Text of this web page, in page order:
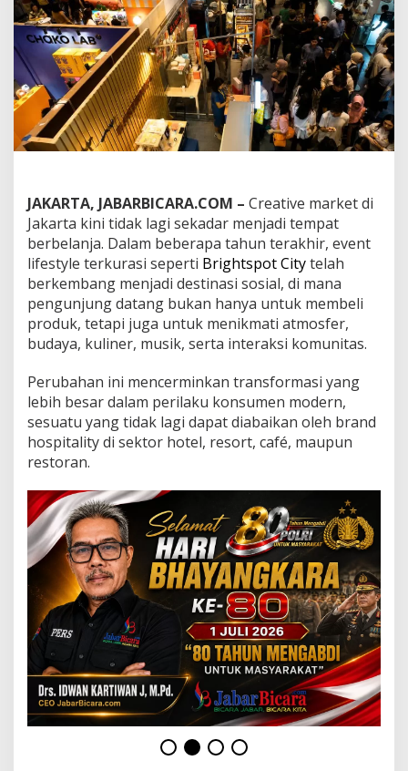
e
l
a
j
a
r
i
B
r
d
o
s
p
i
t
a
i
y
d
a
r
i
e
a
t
i
v
e
M
a
t
d
i
J
a
k
JAKARTA, JABARBICARA.COM – Creative market di
Jakarta kini tidak lagi sekadar menjadi tempat
berbelanja. Dalam beberapa tahun terakhir, event
lifestyle terkurasi seperti Brightspot Citytelah
berkembang menjadi destinasi sosial, di mana
pengunjung datang bukan hanya untuk membeli
produk, tetapi juga untuk menikmati atmosfer,
budaya, kuliner, musik, serta interaksi komunitas.
Perubahan ini mencerminkan transformasi yang
lebih besar dalam perilaku konsumen modern,
sesuatu yang tidak lagi dapat diabaikan oleh brand
hospitality di sektor hotel, resort, café, maupun
restoran.